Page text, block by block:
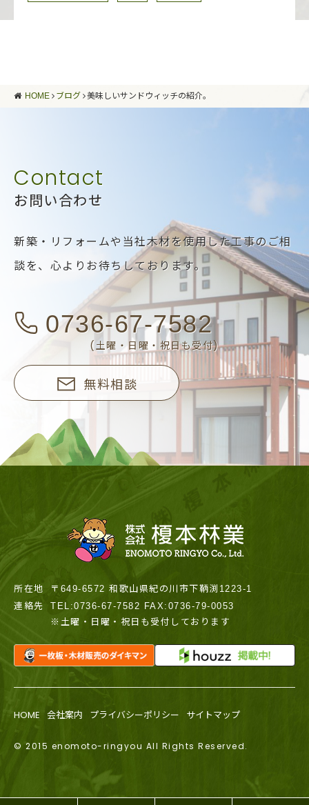
HOME ブログ 美味しいサンドウィッチの紹介。
お問い合わせ
新築・リフォームや当社木材を使用した工事のご相
談を、 心よりお待ちしております。
0736-67-7582
(土曜・日曜・祝日も受付)
無料相談
所在地
〒649-6572 和歌山県紀の川市下鞆渕1223-1
連絡先
TEL:0736-67-7582 FAX:0736-79-0053
※土曜・日曜・祝日も受付しております
HOME 会社案内 プライバシーポリシー サイトマップ
© 2015 enomoto-ringyou All Rights Reserved.